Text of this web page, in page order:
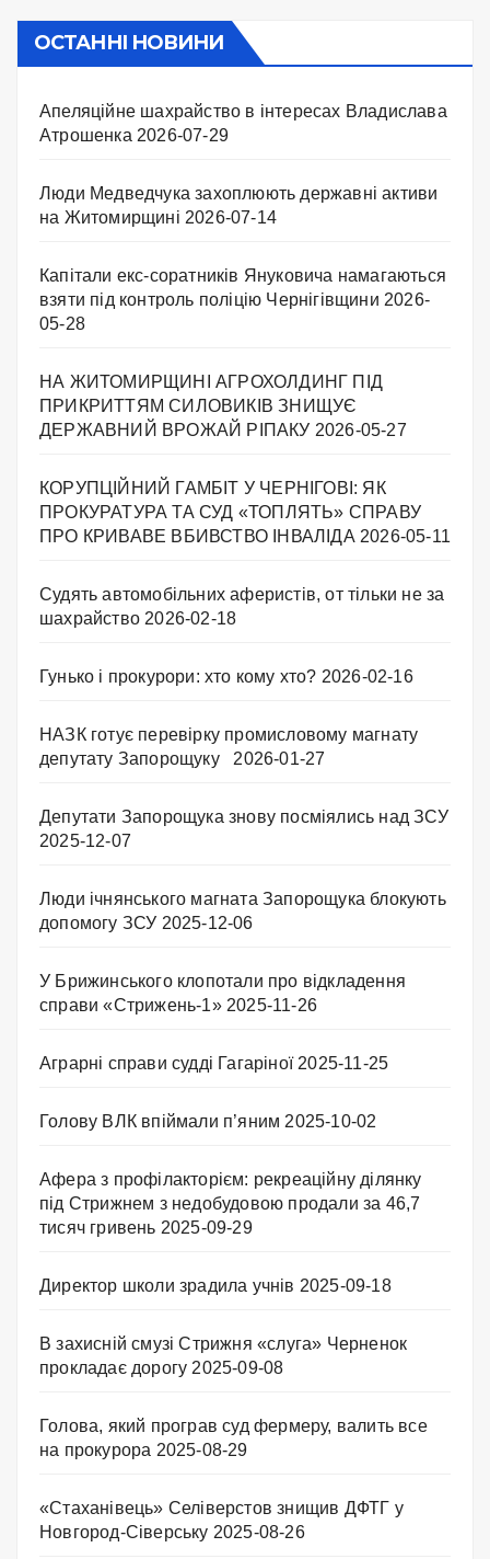
ОСТАННІ НОВИНИ
Апеляційне шахрайство в інтересах Владислава
Атрошенка 2026-07-29
Люди Медведчука захоплюють державні активи
на Житомирщині 2026-07-14
Капітали екс-соратників Януковича намагаються
взяти під контроль поліцію Чернігівщини 2026-
05-28
НА ЖИТОМИРЩИНІ АГРОХОЛДИНГ ПІД
ПРИКРИТТЯМ СИЛОВИКІВ ЗНИЩУЄ
ДЕРЖАВНИЙ ВРОЖАЙ РІПАКУ ​ 2026-05-27
КОРУПЦІЙНИЙ ГАМБІТ У ЧЕРНІГОВІ: ЯК
ПРОКУРАТУРА ТА СУД «ТОПЛЯТЬ» СПРАВУ
ПРО КРИВАВЕ ВБИВСТВО ІНВАЛІДА 2026-05-11
Судять автомобільних аферистів, от тільки не за
шахрайство 2026-02-18
Гунько і прокурори: хто кому хто? 2026-02-16
НАЗК готує перевірку промисловому магнату
депутату Запорощуку
2026-01-27
Депутати Запорощука знову посміялись над ЗСУ
2025-12-07
Люди ічнянського магната Запорощука блокують
допомогу ЗСУ 2025-12-06
У Брижинського клопотали про відкладення
справи «Стрижень-1» 2025-11-26
Аграрні справи судді Гагаріної 2025-11-25
Голову ВЛК впіймали п’яним 2025-10-02
Афера з профілакторієм: рекреаційну ділянку
під Стрижнем з недобудовою продали за 46,7
тисяч гривень 2025-09-29
Директор школи зрадила учнів 2025-09-18
В захисній смузі Стрижня «слуга» Черненок
прокладає дорогу 2025-09-08
Голова, який програв суд фермеру, валить все
на прокурора 2025-08-29
«Стаханівець» Селіверстов знищив ДФТГ у
Новгород-Сіверську 2025-08-26